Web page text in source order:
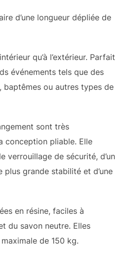
d’une longueur dépliée de
qu’à l’extérieur. Parfait
événements tels que des
baptêmes ou autres types de
sont très
conception pliable. Elle
verrouillage de sécurité, d’un
plus grande stabilité et d’une
en résine, faciles à
du savon neutre. Elles
de 150 kg.